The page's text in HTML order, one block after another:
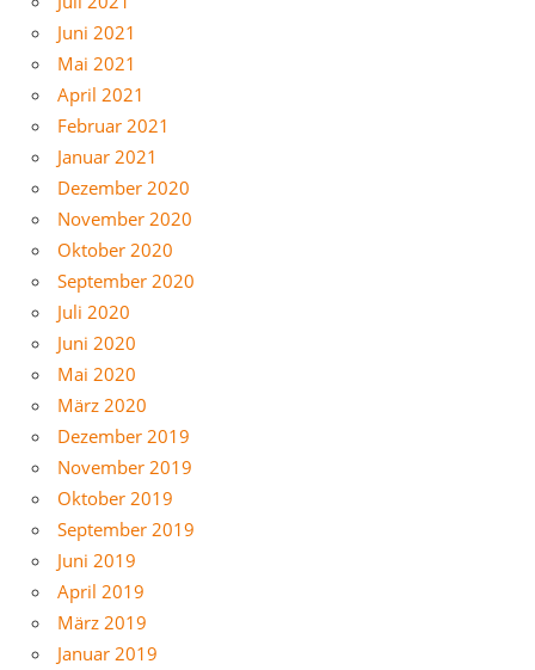
Juni 2021
Mai 2021
April 2021
Februar 2021
Januar 2021
Dezember 2020
November 2020
Oktober 2020
September 2020
Juli 2020
Juni 2020
Mai 2020
März 2020
Dezember 2019
November 2019
Oktober 2019
September 2019
Juni 2019
April 2019
März 2019
Januar 2019